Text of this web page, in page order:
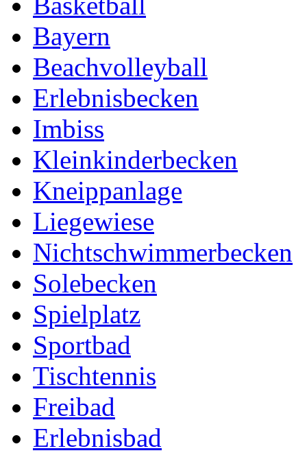
Bayern
Beachvolleyball
Erlebnisbecken
Imbiss
Kleinkinderbecken
Kneippanlage
Liegewiese
Nichtschwimmerbecken
Solebecken
Spielplatz
Sportbad
Tischtennis
Freibad
Erlebnisbad